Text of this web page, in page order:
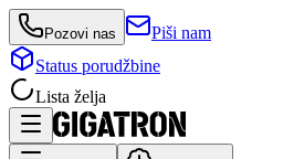
Pozovi nas
Piši nam
Status porudžbine
Lista želja